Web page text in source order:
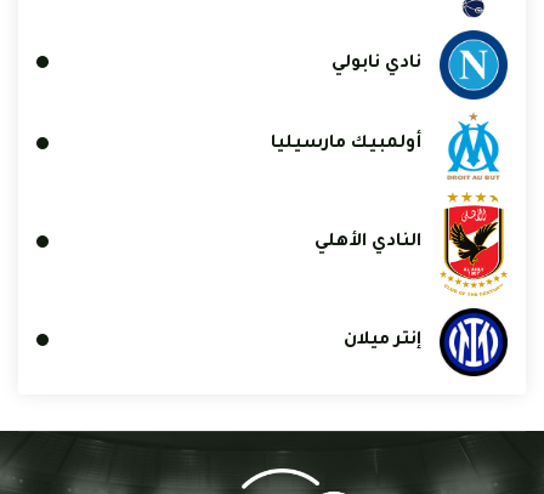
نادي نابولي
أولمبيك مارسيليا
النادي الأهلي
إنتر ميلان